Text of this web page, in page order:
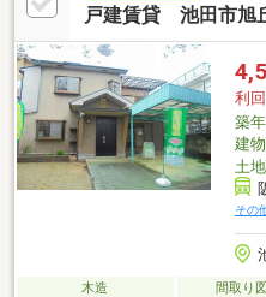
戸建賃貸 池田市旭
利
築
建
土
その
木造 間取り